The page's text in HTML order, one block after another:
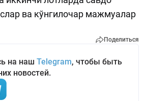
ва кўнгилочар мажмуалар
Поделиться
на наш Telegram, чтобы быть
новостей.